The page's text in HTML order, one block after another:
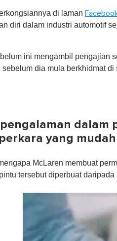
di laman
diri dalam industri automotif
ini mengambil pengajian
sebelum dia mula berkhidmat
dalam
yang mudah
McLaren membuat
tersebut diperbuat daripada